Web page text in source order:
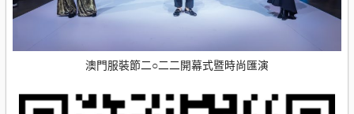
澳門服裝節二○二二開幕式暨時尚匯演